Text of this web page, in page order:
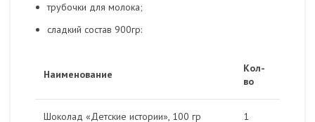
трубочки для молока;
сладкий состав 900гр:
Наименование
Кол-
во
Шоколад «Детские истории», 100 гр 1